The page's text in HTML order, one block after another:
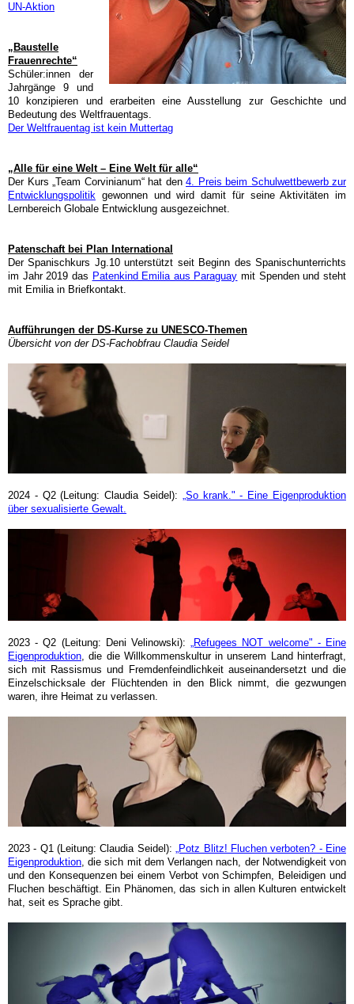
UN-Aktion
„Baustelle
Frauenrechte“
Schüler:innen der
Jahrgänge 9 und
10 konzipieren und erarbeiten eine Ausstellung zur Geschichte und
Bedeutung des Weltfrauentags.
Der Weltfrauentag ist kein Muttertag
„Alle für eine Welt – Eine Welt für alle“
Der Kurs „Team Corvinianum“ hat den 4. Preis beim Schulwettbewerb zur
Entwicklungspolitik gewonnen und wird damit für seine Aktivitäten im
Lernbereich Globale Entwicklung ausgezeichnet.
Patenschaft bei Plan International
Der Spanischkurs Jg.10 unterstützt seit Beginn des Spanischunterrichts
im Jahr 2019 das Patenkind Emilia aus Paraguay mit Spenden und steht
mit Emilia in Briefkontakt.
Aufführungen der DS-Kurse zu UNESCO-Themen
Übersicht von der DS-Fachobfrau Claudia Seidel
2024 - Q2 (Leitung: Claudia Seidel): „So krank." - Eine Eigenproduktion
über sexualisierte Gewalt.
2023 - Q2 (Leitung: Deni Velinowski):
„Refugees NOT welcome" - Eine
Eigenproduktion , die die Willkommenskultur in unserem Land hinterfragt,
sich mit Rassismus und Fremdenfeindlichkeit auseinandersetzt und die
Einzelschicksale der Flüchtenden in den Blick nimmt, die gezwungen
waren, ihre Heimat zu verlassen.
2023 - Q1 (Leitung: Claudia Seidel):„Potz Blitz! Fluchen verboten? - Eine
Eigenproduktion, die sich mit dem Verlangen nach, der Notwendigkeit von
und den Konsequenzen bei einem Verbot von Schimpfen, Beleidigen und
Fluchen beschäftigt. Ein Phänomen, das sich in allen Kulturen entwickelt
hat, seit es Sprache gibt.